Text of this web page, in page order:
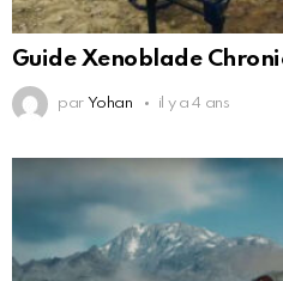
Guide Xenoblade
par Yohan il y a 4 ans